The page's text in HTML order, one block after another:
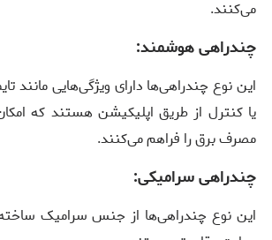
می‌کنند.
چندراهی هوشمند:
این نوع چندراهی‌ها دارای ویژگی‌هایی مانند
یا کنترل از طریق اپلیکیشن هستند که
مصرف برق را فراهم می‌کنند.
چندراهی سرامیکی:
این نوع چندراهی‌ها از جنس سرامیک ساخته